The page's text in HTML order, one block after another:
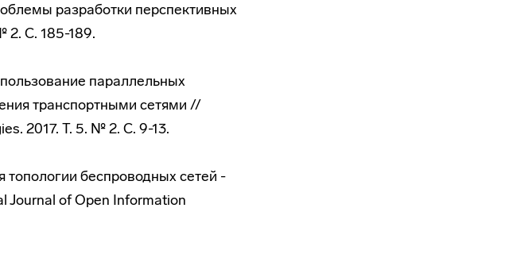
разработки перспективных
2. С. 185-189.
параллельных
транспортными сетями //
2017. Т. 5. № 2. С. 9-13.
беспроводных сетей -
Journal of Open Information